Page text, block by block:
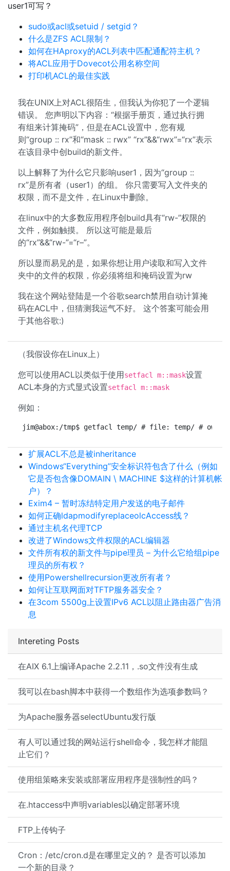
Intereting Posts
在AIX 6.1上编译Apache 2.2.11，.so文件没有生成
我可以在bash脚本中获得一个数组作为选项参数吗？
为Apache服务器selectUbuntu发行版
有人可以通过我的网站运行shell命令，我怎样才能阻
止它们？
使用组策略来安装或部署应用程序是强制性的吗？
在.htaccess中声明variables以确定部署环境
FTP上传钩子
Cron：/etc/cron.d是在哪里定义的？ 是否可以添加
一个新的目录？
user1可写？
sudo或acl或setuid / setgid？
什么是ZFS ACL限制？
如何在HAproxy的ACL列表中匹配通配符主机？
将ACL应用于Dovecot公用名称空间
打印机ACL的最佳实践
我在UNIX上对ACL很陌生，但我认为你犯了一个逻辑
错误。 您声明以下内容：“根据手册页，通过执行拥
有组来计算掩码”，但是在ACL设置中，您有规
则“group :: rx”和“mask :: rwx” “rx”&&“rwx”=“rx”表示
在该目录中创build的新文件。
以上解释了为什么它只影响user1，因为“group ::
rx”是所有者（user1）的组。 你只需要写入文件夹的
权限，而不是文件，在Linux中删除。
在linux中的大多数应用程序创build具有“rw-”权限的
文件，例如触摸。 所以这可能是最后
的“rx”&&“rw-”=“r–”。
所以显而易见的是，如果你想让用户读取和写入文件
夹中的文件的权限，你必须将组和掩码设置为rw
我在这个网站登陆是一个谷歌search禁用自动计算掩
码在ACL中，但猜测我运气不好。 这个答案可能会用
于其他谷歌:)
（我假设你在Linux上）
您可以使用ACL以类似于使用setfacl m::mask设置
ACL本身的方式显式设置setfacl m::mask
例如：
jim@abox:/tmp$ getfacl temp/ # file: temp/ #
扩展ACL不总是被inheritance
Windows“Everything”安全标识符包含了什么（例如
它是否包含像DOMAIN \ MACHINE $这样的计算机帐
户）？
Exim4 – 暂时冻结特定用户发送的电子邮件
如何正确ldapmodifyreplaceolcAccess线？
通过主机名代理TCP
改进了Windows文件权限的ACL编辑器
文件所有权的新文件与pipe理员 – 为什么它给组pipe
理员的所有权？
使用Powershellrecursion更改所有者？
如何让互联网面对TFTP服务器安全？
在3com 5500g上设置IPv6 ACL以阻止路由器广告消
息